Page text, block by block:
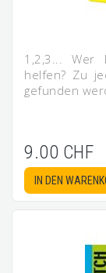
1,2,3... Wer
helfen? Zu
gefunden
9.00 CHF
IN DEN